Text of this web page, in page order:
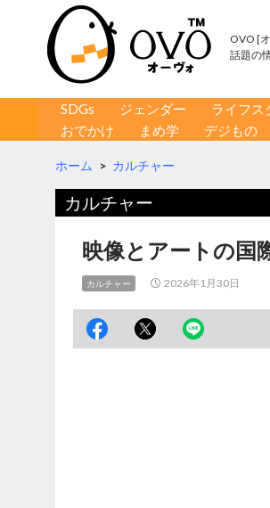
OVO [
話題の
コンテンツへ移動
SDGs ジェンダー ライフス
おでかけ
まめ学 デジもの
ホーム > カルチャー
カルチャー
映像とアートの国
カルチャー 2026年1月30日